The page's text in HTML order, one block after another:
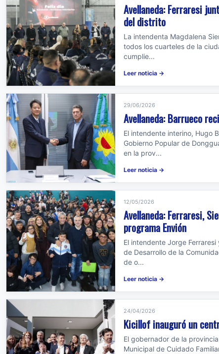
Avellaneda: Ferraresi
del distrito
La intendenta Magdalena
todos los cuarteles de la
cumplie...
Leer noticia →
29/06/2026
Avellaneda: Barrueco
El intendente interino, Hugo
Gobierno Popular de
en la prov...
Leer noticia →
12/05/2026
Avellaneda: Ferraresi,
programa Envión
El intendente Jorge
de Desarrollo de la
de o...
Leer noticia →
24/04/2026
Kicillof inauguró un
El gobernador de la
Municipal de Cuidado